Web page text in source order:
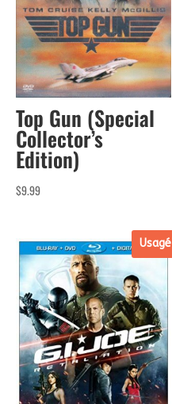
Top Gun (Special
Collector’s
Edition)
$9.99
Usagé